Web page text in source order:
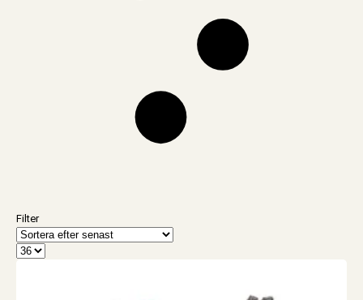
Filter